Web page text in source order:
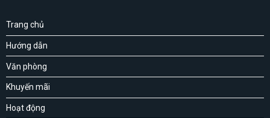
Trang chủ
Hướng dẫn
Văn phòng
Khuyến mãi
Hoạt động